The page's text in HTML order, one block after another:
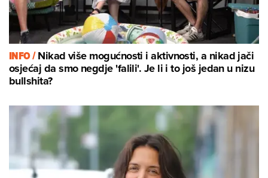
INFO /Nikad više mogućnosti i aktivnosti, a nikad jači
osjećaj da smo negdje 'falili'. Je li i to još jedan u nizu
bullshita?